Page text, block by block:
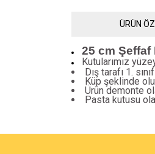
ÜRÜN
25 cm
Kutularımız
Dış tarafı 1.
Küp şeklinde
Ürün demonte
Pasta kutusu